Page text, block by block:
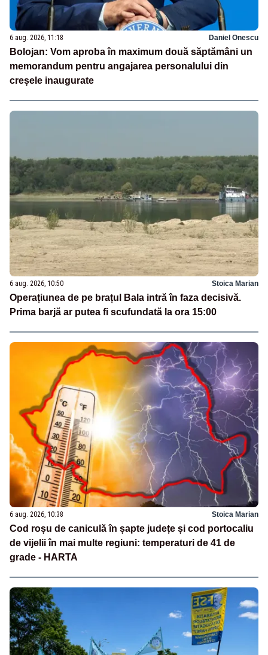
6 aug. 2026, 11:18 Daniel Onescu
Bolojan: Vom aproba în maximum două săptămâni un
memorandum pentru angajarea personalului din
creșele inaugurate
6 aug. 2026, 10:50 Stoica Marian
Operațiunea de pe brațul Bala intră în faza decisivă.
Prima barjă ar putea fi scufundată la ora 15:00
6 aug. 2026, 10:38 Stoica Marian
Cod roșu de caniculă în șapte județe și cod portocaliu
de vijelii în mai multe regiuni: temperaturi de 41 de
grade - HARTA